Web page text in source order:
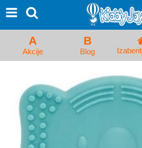
Proizvodi
Početna
Kolica za bebe i dečija kolica
Auto sedišta za decu i bebe
Kreveci, ljuljaške i ležaljke
Kadice, noše i adapteri
A
Akcije
B
Blog